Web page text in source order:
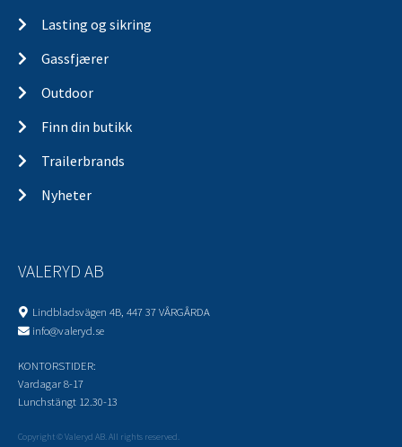
Lasting og sikring
Gassfjærer
Outdoor
Finn din butikk
Trailerbrands
Nyheter
VALERYD AB
Lindbladsvägen 4B, 447 37 VÅRGÅRDA
info@valeryd.se
KONTORSTIDER:
Vardagar 8-17
Lunchstängt 12.30-13
Copyright © Valeryd AB. All rights reserved.